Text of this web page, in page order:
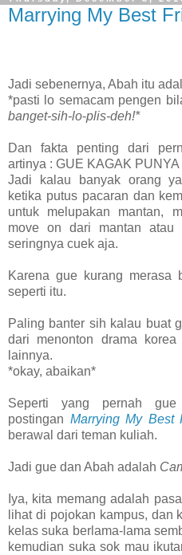
Marrying My Best
Jadi sebenernya, Abah itu
*pasti lo semacam pengen
banget-sih-lo-plis-deh!*
Dan fakta penting dari
artinya : GUE KAGAK PUNYA
Jadi kalau banyak orang
ketika putus pacaran dan
untuk melupakan mantan,
move on dari mantan atau
seringnya cuek aja.
Karena gue kurang merasa
seperti itu.
Paling banter sih kalau buat
dari menonton drama
lainnya.
*okay, abaikan*
Seperti yang pernah gue
postingan Marrying My Best
berawal dari teman kuliah.
Jadi gue dan Abah adalah
Iya, kita memang adalah
lihat di pojokan kampus, dan
kelas suka berlama-lama
kemudian suka sok mau